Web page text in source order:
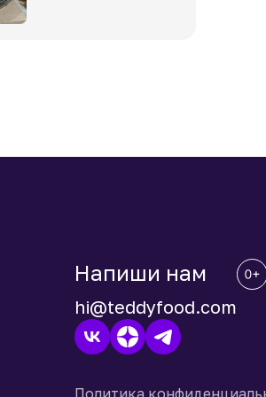
Напиши нам
hi@teddyfood.com
Политика